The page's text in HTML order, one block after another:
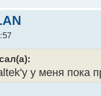
у меня пока